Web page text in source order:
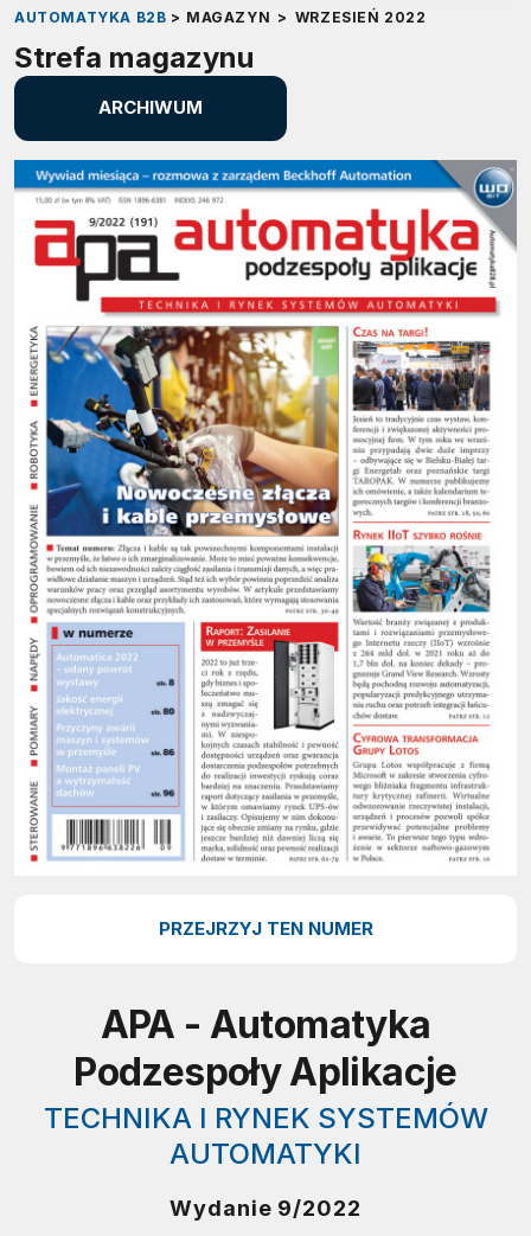
AUTOMATYKA B2B > MAGAZYN > WRZESIEŃ 2022
Strefa magazynu
ARCHIWUM
PRZEJRZYJ TEN NUMER
APA - Automatyka
Podzespoły Aplikacje
TECHNIKA I RYNEK SYSTEMÓW
AUTOMATYKI
Wydanie 9/2022